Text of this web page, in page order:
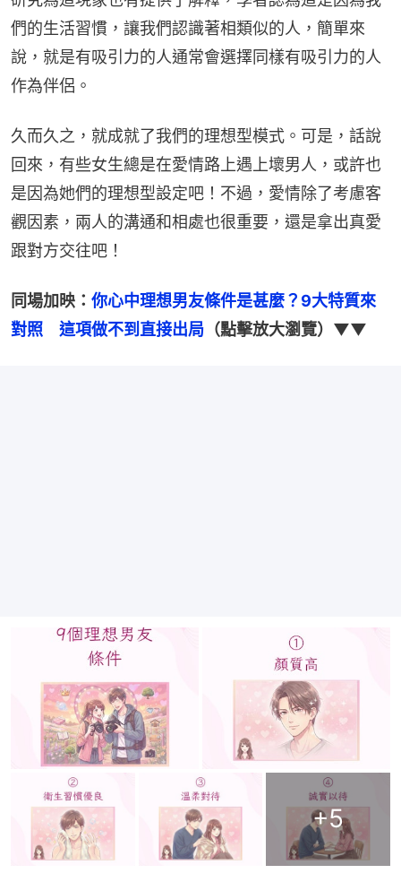
們的生活習慣，讓我們認識著相類似的人，簡單來
說，就是有吸引力的人通常會選擇同樣有吸引力的人
作為伴侶。
久而久之，就成就了我們的理想型模式。可是，話說
回來，有些女生總是在愛情路上遇上壞男人，或許也
是因為她們的理想型設定吧！不過，愛情除了考慮客
觀因素，兩人的溝通和相處也很重要，還是拿出真愛
跟對方交往吧！
同場加映： 你心中理想男友條件是甚麼？9大特質來
對照　這項做不到直接出局 （點擊放大瀏覽）▼▼
+5